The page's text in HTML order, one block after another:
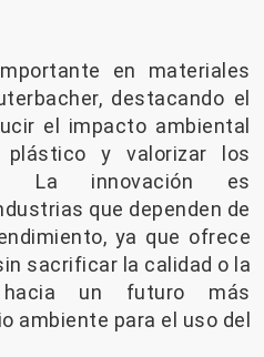
en materiales
destacando el
el impacto ambiental
y valorizar los
La innovación es
que dependen de
ya que ofrece
sacrificar la calidad o la
un futuro más
ambiente para el uso del